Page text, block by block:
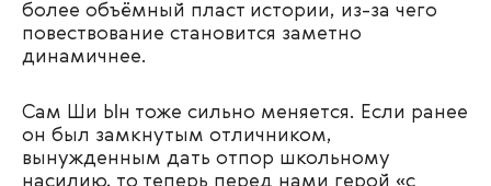
более объёмный пласт истории, из-за чего
повествование становится заметно
динамичнее.
Сам Ши Ын тоже сильно меняется. Если ранее
он был замкнутым отличником,
вынужденным дать отпор школьному
насилию, то теперь перед нами герой «с